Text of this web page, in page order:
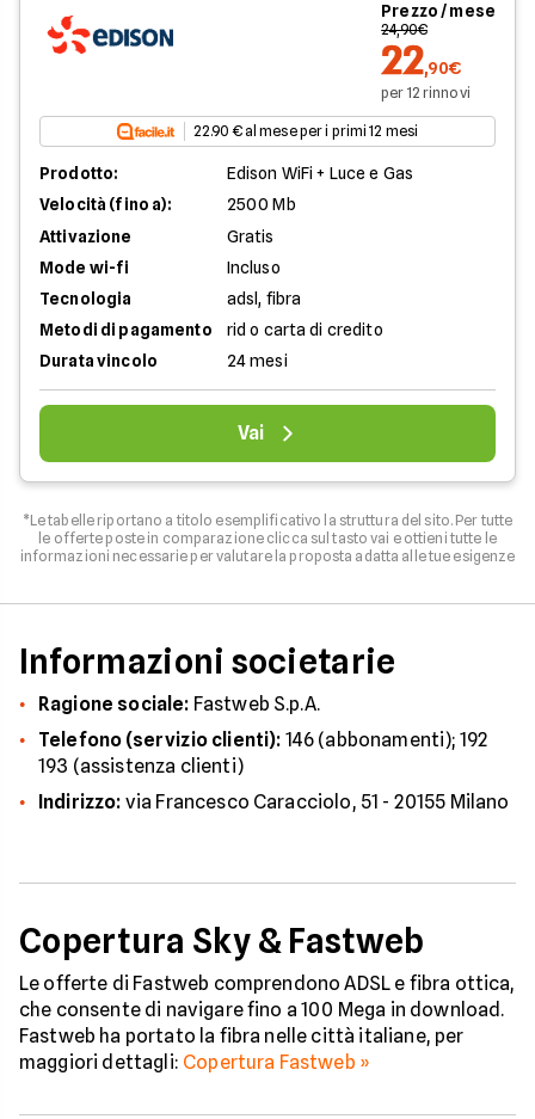
Prezzo / mese
24,90€
22,90€
per 12 rinnovi
22.90 € al mese per i primi 12 mesi
Prodotto:
Edison WiFi + Luce e Gas
Velocità (fino a):
2500 Mb
Attivazione
Gratis
Mode wi-fi
Incluso
Tecnologia
adsl, fibra
Metodi di pagamento
rid o carta di credito
Durata vincolo
24 mesi
Vai
*Le tabelle riportano a titolo esemplificativo la struttura del sito. Per tutte
le offerte poste in comparazione clicca sul tasto vai e ottieni tutte le
informazioni necessarie per valutare la proposta adatta alle tue esigenze
Informazioni societarie
Ragione sociale: Fastweb S.p.A.
Telefono (servizio clienti): 146 (abbonamenti); 192
193 (assistenza clienti)
Indirizzo: via Francesco Caracciolo, 51 - 20155 Milano
Copertura Sky & Fastweb
Le offerte di Fastweb comprendono ADSL e fibra ottica,
che consente di navigare fino a 100 Mega in download.
Fastweb ha portato la fibra nelle città italiane, per
maggiori dettagli: Copertura Fastweb »